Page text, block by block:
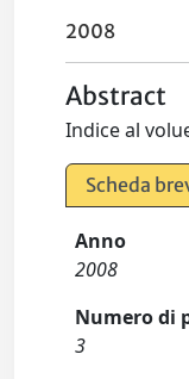
2008
Abstract
Indice al
Scheda
Anno
2008
Numero di
3